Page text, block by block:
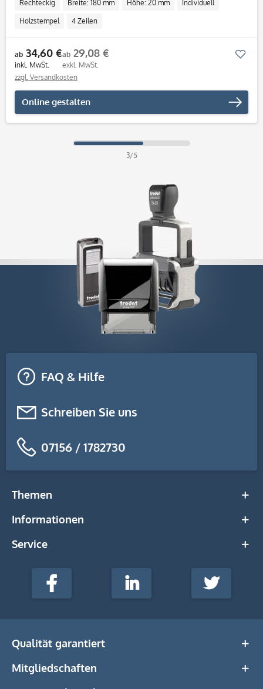
Rechteckig Breite: 180 mm Höhe: 20 mm Individuell
Holzstempel 4 Zeilen
ab 34,60 €
inkl. MwSt.
ab 29,08 €
exkl. MwSt.
zzgl. Versandkosten
Online gestalten
3/5
FAQ & Hilfe
Schreiben Sie uns
07156 / 1782730
Themen
Informationen
Service
stempel-
Media
Facebook LinkedIn Twitter
Qualität garantiert
Mitgliedschaften